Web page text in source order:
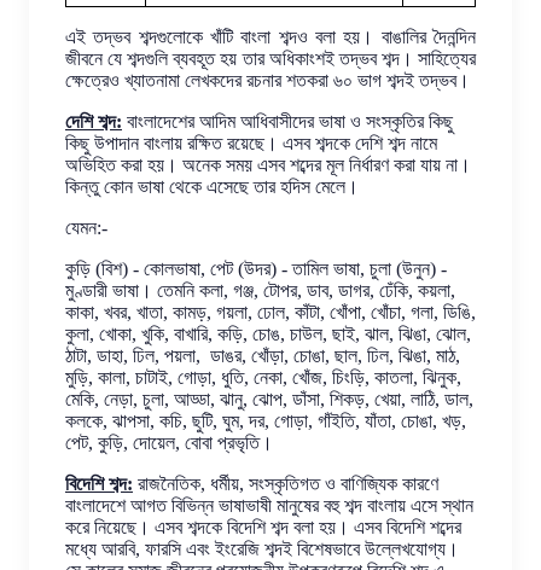
এই তদ্ভব শব্দগুলোকে খাঁটি বাংলা শব্দও বলা হয়। বাঙালির দৈনন্দিন
জীবনে যে শব্দগুলি ব্যবহূত হয় তার অধিকাংশই তদ্ভব শব্দ। সাহিত্যের
ক্ষেত্রেও খ্যাতনামা লেখকদের রচনার শতকরা ৬০ ভাগ শব্দই তদ্ভব।
দেশি শব্দ: বাংলাদেশের আদিম আধিবাসীদের ভাষা ও সংস্কৃতির কিছু
কিছু উপাদান বাংলায় রক্ষিত রয়েছে। এসব শব্দকে দেশি শব্দ নামে
অভিহিত করা হয়। অনেক সময় এসব শব্দের মূল নির্ধারণ করা যায় না।
কিন্তু কোন ভাষা থেকে এসেছে তার হদিস মেলে।
যেমন:-
কুড়ি (বিশ) - কোলভাষা, পেট (উদর) - তামিল ভাষা, চুলা (উনুন) -
মুণ্ডারী ভাষা। তেমনি কলা, গঞ্জ, টোপর, ডাব, ডাগর, ঢেঁকি, কয়লা,
কাকা, খবর, খাতা, কামড়, গয়লা, ঢোল, কাঁটা, খোঁপা, খোঁচা, গলা, ডিঙি,
কুলা, খোকা, খুকি, বাখারি, কড়ি, চোঙ, চাউল, ছাই, ঝাল, ঝিঙা, ঝোল,
ঠাটা, ডাহা, ঢিল, পয়লা, ডাঙর, খোঁড়া, চোঙা, ছাল, ঢিল, ঝিঙা, মাঠ,
মুড়ি, কালা, চাটাই, গোড়া, ধুতি, নেকা, খোঁজ, চিংড়ি, কাতলা, ঝিনুক,
মেকি, নেড়া, চুলা, আড্ডা, ঝানু, ঝোপ, ডাঁসা, শিকড়, খেয়া, লাঠি, ডাল,
কলকে, ঝাপসা, কচি, ছুটি, ঘুম, দর, গোড়া, গাঁইতি, যাঁতা, চোঙা, খড়,
পেট, কুড়ি, দোয়েল, বোবা প্রভৃতি।
বিদেশি শব্দ: রাজনৈতিক, ধর্মীয়, সংস্কৃতিগত ও বাণিজ্যিক কারণে
বাংলাদেশে আগত বিভিন্ন ভাষাভাষী মানুষের বহু শব্দ বাংলায় এসে স্থান
করে নিয়েছে। এসব শব্দকে বিদেশি শব্দ বলা হয়। এসব বিদেশি শব্দের
মধ্যে আরবি, ফারসি এবং ইংরেজি শব্দই বিশেষভাবে উল্লেখযোগ্য।